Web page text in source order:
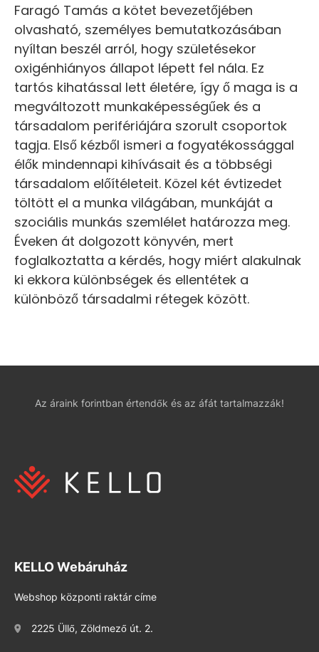
Faragó Tamás a kötet bevezetőjében
olvasható, személyes bemutatkozásában
nyíltan beszél arról, hogy születésekor
oxigénhiányos állapot lépett fel nála. Ez
tartós kihatással lett életére, így ő maga is a
megváltozott munkaképességűek és a
társadalom perifériájára szorult csoportok
tagja. Első kézből ismeri a fogyatékossággal
élők mindennapi kihívásait és a többségi
társadalom előítéleteit. Közel két évtizedet
töltött el a munka világában, munkáját a
szociális munkás szemlélet határozza meg.
Éveken át dolgozott könyvén, mert
foglalkoztatta a kérdés, hogy miért alakulnak
ki ekkora különbségek és ellentétek a
különböző társadalmi rétegek között.
Az áraink forintban értendők és az áfát tartalmazzák!
KELLO Webáruház
Webshop központi raktár címe
2225 Üllő, Zöldmező út. 2.